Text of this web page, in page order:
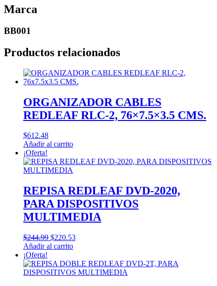
Marca
BB001
Productos relacionados
ORGANIZADOR CABLES
REDLEAF RLC-2, 76×7.5×3.5 CMS.
$612.48
Añadir al carrito
¡Oferta!
REPISA REDLEAF DVD-2020,
PARA DISPOSITIVOS
MULTIMEDIA
$244.99 El
precio
era:
$244.99.
$220.53El
es:
$220.53.
Añadir al carrito
¡Oferta!